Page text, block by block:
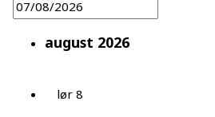
august 2026
lør8